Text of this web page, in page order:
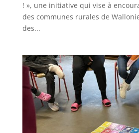
! », une initiative qui vise à
des communes rurales de
des...